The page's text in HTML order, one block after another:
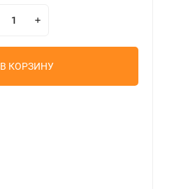
В КОРЗИНУ